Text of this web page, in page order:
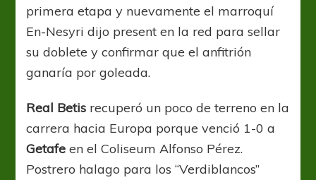
primera etapa y nuevamente el marroquí
En-Nesyri dijo present en la red para sellar
su doblete y confirmar que el anfitrión
ganaría por goleada.
Real Betis recuperó un poco de terreno en la
carrera hacia Europa porque venció 1-0 a
Getafe en el Coliseum Alfonso Pérez.
Postrero halago para los “Verdiblancos”